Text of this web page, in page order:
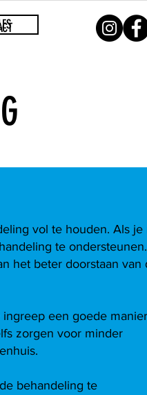
vol te houden. Als je
te ondersteunen.
het beter doorstaan van
een goede
zorgen voor minder
behandeling te